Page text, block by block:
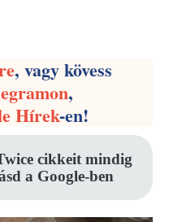
, vagy kövess
,
Hírek-en!
cikkeit mindig
a Google-ben